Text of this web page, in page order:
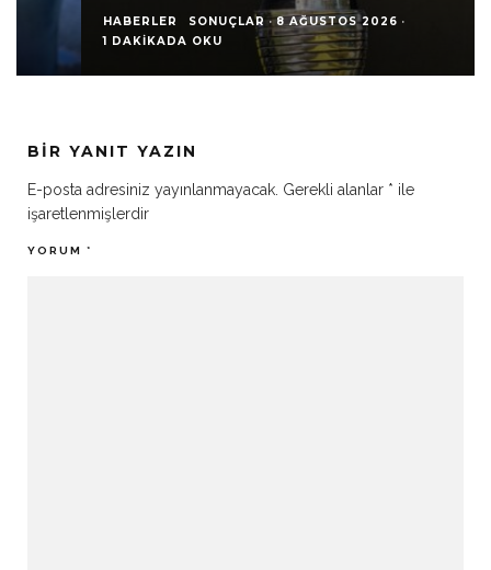
HABERLER SONUÇLAR · 8 AĞUSTOS 2026 ·
1 DAKIKADA OKU
BIR YANIT YAZIN
E-posta adresiniz yayınlanmayacak. Gerekli alanlar * ile
işaretlenmişlerdir
YORUM *